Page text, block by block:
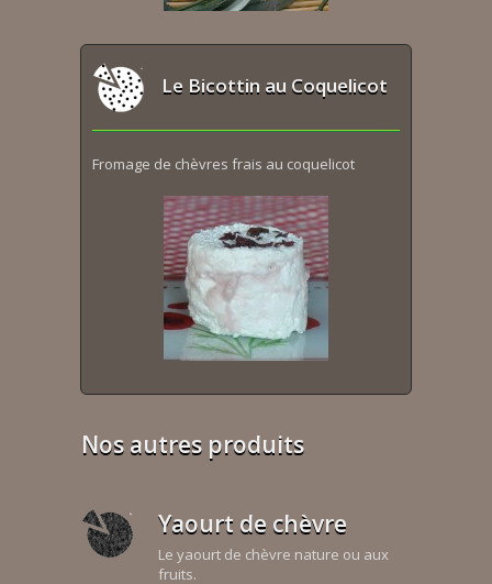
Le Bicottin au Coquelicot
Fromage de chèvres frais au coquelicot
Nos autres produits
Yaourt de chèvre
Le yaourt de chèvre nature ou aux
fruits.